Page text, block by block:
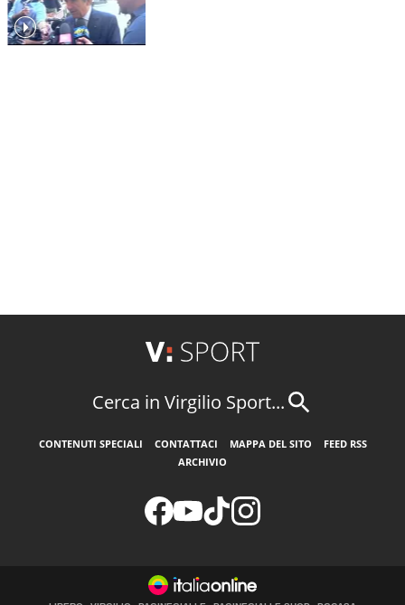
Cerca in Virgilio Sport...
CONTENUTI SPECIALI CONTATTACI MAPPA DEL SITO
FEED RSS
ARCHIVIO